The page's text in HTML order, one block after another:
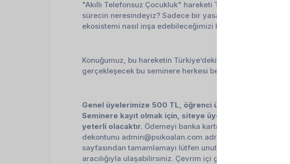
"Akıllı Telefonsuz Çocukluk" hareketi Türkiye'de
sürecin neresindeyiz? Sadece bir yasak veya kısıtlama
ekosistemi nasıl inşa edebileceğimizi konuşuyoruz.
Konuğumuz, bu hareketin Türkiye’deki kurucusu Ecem
gerçekleşecek bu seminere herkesi bekliyoruz.
Genel üyelerimize 500 TL, öğrenci üyelerimize 100 TL,
Seminere kayıt olmak için, siteye üye girişi yaptıktan
yeterli olacaktır. Ödemeyi banka kartınızla
dekontunu admin@psikoalan.com adresine
sayfasından tamamlamayı lütfen unutmayınız. Kayıt
aracılığıyla ulaşabilirsiniz. Çevrim içi gerçekleşecek bu